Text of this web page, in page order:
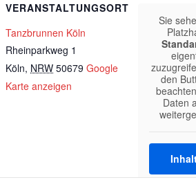
VERANSTALTUNGSORT
Tanzbrunnen Köln
Rheinparkweg 1
Köln, NRW 50679 Google
Karte anzeigen
Sie
den
Daten